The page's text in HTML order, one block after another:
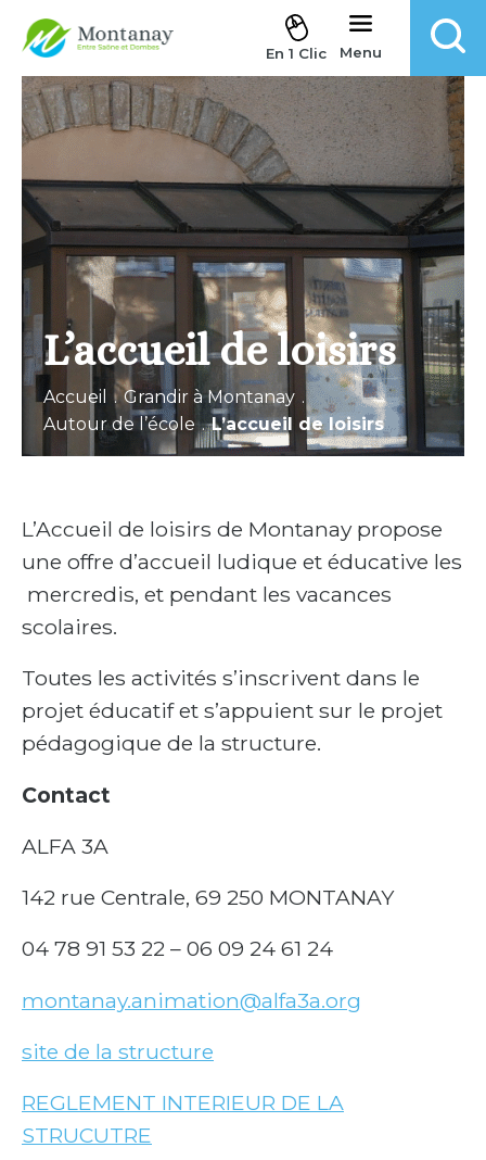
Aller au contenu
En 1 Clic Menu
L’accueil de loisirs
Accueil . Grandir à Montanay .
Autour de l’école . L’accueil de loisirs
L’Accueil de loisirs de Montanay propose
une offre d’accueil ludique et éducative les
mercredis, et pendant les vacances
scolaires.
Toutes les activités s’inscrivent dans le
projet éducatif et s’appuient sur le projet
pédagogique de la structure.
Contact
ALFA 3A
142 rue Centrale, 69 250 MONTANAY
04 78 91 53 22 – 06 09 24 61 24
montanay.animation@alfa3a.org
site de la structure
REGLEMENT INTERIEUR DE LA
STRUCUTRE